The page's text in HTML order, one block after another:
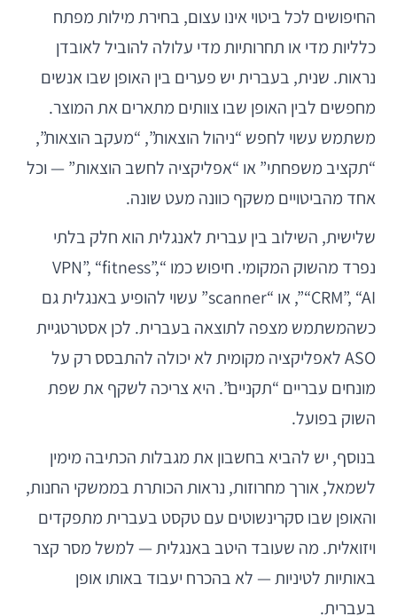
החיפושים לכל ביטוי אינו עצום, בחירת מילות מפתח
כלליות מדי או תחרותיות מדי עלולה להוביל לאובדן
נראות. שנית, בעברית יש פערים בין האופן שבו אנשים
מחפשים לבין האופן שבו צוותים מתארים את המוצר.
משתמש עשוי לחפש “ניהול הוצאות”, “מעקב הוצאות”,
“תקציב משפחתי” או “אפליקציה לחשב הוצאות” — וכל
אחד מהביטויים משקף כוונה מעט שונה.
שלישית, השילוב בין עברית לאנגלית הוא חלק בלתי
נפרד מהשוק המקומי. חיפוש כמו “VPN”, “fitness”,
“CRM”, “AI”, או “scanner” עשוי להופיע באנגלית גם
כשהמשתמש מצפה לתוצאה בעברית. לכן אסטרטגיית
ASO לאפליקציה מקומית לא יכולה להתבסס רק על
מונחים עבריים “תקניים”. היא צריכה לשקף את שפת
השוק בפועל.
בנוסף, יש להביא בחשבון את מגבלות הכתיבה מימין
לשמאל, אורך מחרוזות, נראות הכותרת בממשקי החנות,
והאופן שבו סקרינשוטים עם טקסט בעברית מתפקדים
ויזואלית. מה שעובד היטב באנגלית — למשל מסר קצר
באותיות לטיניות — לא בהכרח יעבוד באותו אופן
בעברית.